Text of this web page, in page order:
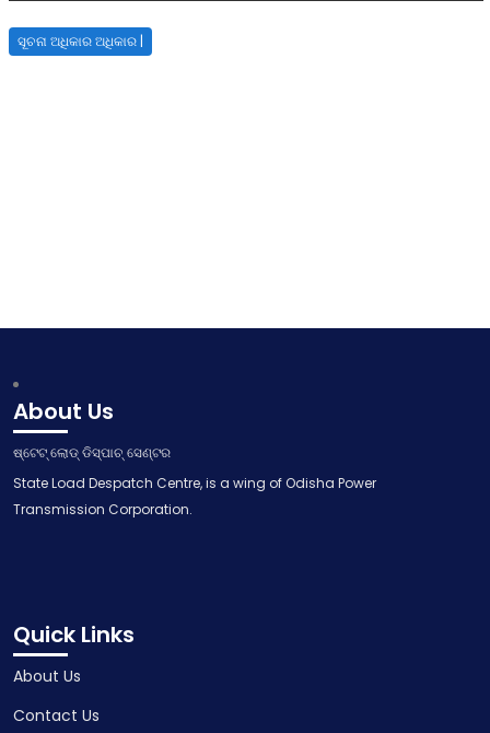
ସୂଚନା ଅଧିକାର ଅଧିକାର |
About Us
ଷ୍ଟେଟ୍ ଲୋଡ୍ ଡିସ୍ପାଚ୍ ସେଣ୍ଟର
State Load Despatch Centre, is a wing of Odisha Power
Transmission Corporation.
Quick Links
About Us
Contact Us